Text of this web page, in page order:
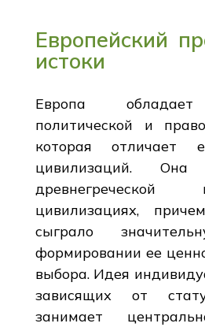
Европейский
истоки
Европа обладает
политической и
которая отличает
цивилизаций.
цивилизациях,
сыграло
формировании ее
выбора. Идея
зависящих от
занимает